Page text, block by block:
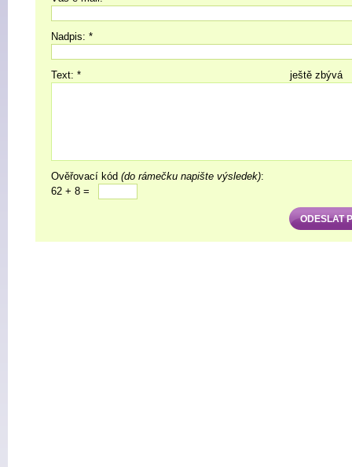
Nadpis: *
ještě zbývá
Text: *
Ověřovací kód (do rámečku napište výsledek):
62 + 8 =